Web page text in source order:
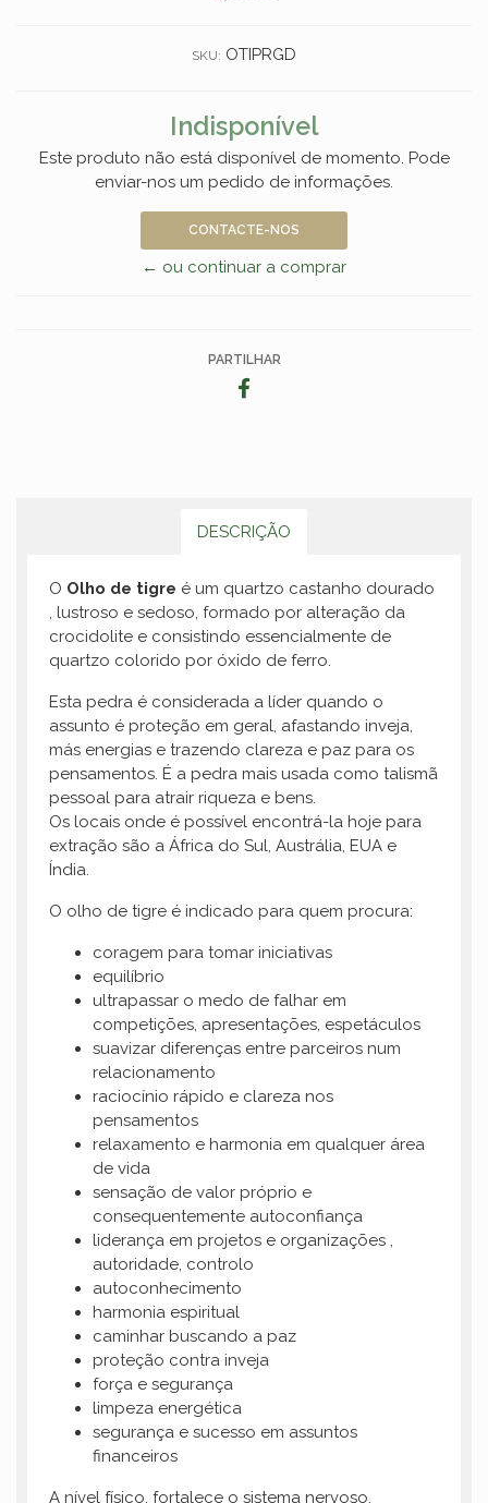
SKU: OTIPRGD
Indisponível
Este produto não está disponível de momento. Pode
enviar-nos um pedido de informações.
CONTACTE-NOS
← ou continuar a comprar
PARTILHAR
DESCRIÇÃO
O Olho de tigre é um quartzo castanho dourado
, lustroso e sedoso, formado por alteração da
crocidolite e consistindo essencialmente de
quartzo colorido por óxido de ferro.
Esta pedra é considerada a líder quando o
assunto é proteção em geral, afastando inveja,
más energias e trazendo clareza e paz para os
pensamentos. É a pedra mais usada como talismã
pessoal para atrair riqueza e bens.
Os locais onde é possível encontrá-la hoje para
extração são a África do Sul, Austrália, EUA e
Índia.
O olho de tigre é indicado para quem procura:
coragem para tomar iniciativas
equilíbrio
ultrapassar o medo de falhar em
competições, apresentações, espetáculos
suavizar diferenças entre parceiros num
relacionamento
raciocínio rápido e clareza nos
pensamentos
relaxamento e harmonia em qualquer área
de vida
sensação de valor próprio e
consequentemente autoconfiança
liderança em projetos e organizações ,
autoridade, controlo
autoconhecimento
harmonia espiritual
caminhar buscando a paz
proteção contra inveja
força e segurança
limpeza energética
segurança e sucesso em assuntos
financeiros
A nível físico, fortalece o sistema nervoso,